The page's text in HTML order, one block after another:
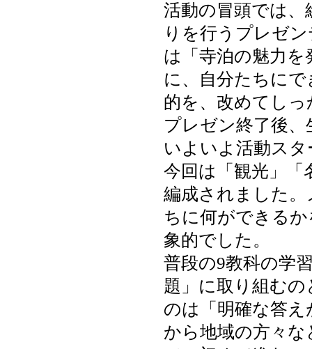
活動の冒頭では、
りを行うプレゼ
は「寺泊の魅力
に、自分たちに
的を、改めてし
プレゼン終了後
いよいよ活動ス
今回は「観光」「
編成されました
ちに何ができる
象的でした。
普段の9教科の学
題」に取り組む
のは「明確な答
から地域の方々